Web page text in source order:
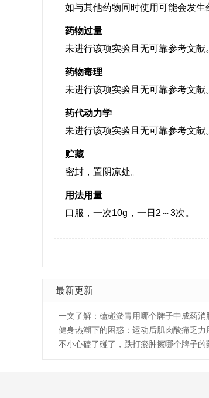
如与其他药物同时使用可能会发生
药物过量
未进行该项实验且无可靠参考文献
药物毒理
未进行该项实验且无可靠参考文献
药代动力学
未进行该项实验且无可靠参考文献
贮藏
密封，置阴凉处。
用法用量
口服，一次10g，一日2～3次。
最新更新
一文了解：磕碰淤青用哪个牌子中成药消
健身热潮下的困惑：运动后肌肉酸痛乏力
不小心磕了碰了，跌打瘀肿擦哪个牌子的